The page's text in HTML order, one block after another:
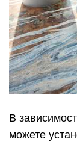
В
можете